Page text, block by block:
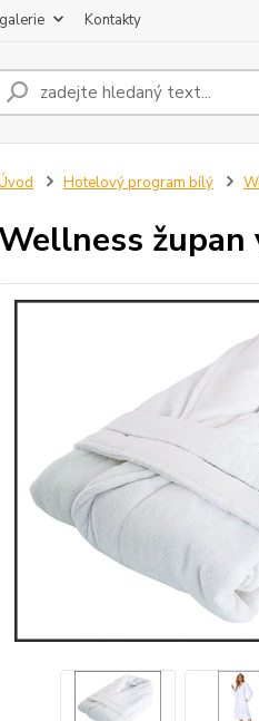
Kontakty
Hotelový program bílý
župan